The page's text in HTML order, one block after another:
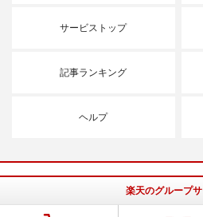
サービストップ
記事ランキング
ヘルプ
楽天のグループ